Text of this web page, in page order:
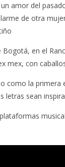
amor del
de otra
en el
mex, con
como la primera
letras sean